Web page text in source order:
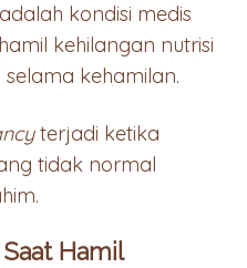
kondisi medis
kehilangan nutrisi
kehamilan.
terjadi ketika
tidak normal
Hamil